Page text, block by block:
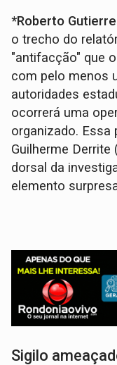
*Roberto
o trecho do
"antifacção" que
com pelo menos
autoridades
ocorrerá uma
organizado. Essa
Guilherme Derrite
dorsal da
elemento
Sigilo